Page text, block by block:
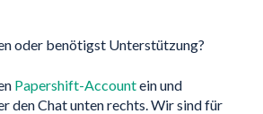
oder benötigst Unterstützung?
Papershift-Accountein und
den Chat unten rechts. Wir sind für